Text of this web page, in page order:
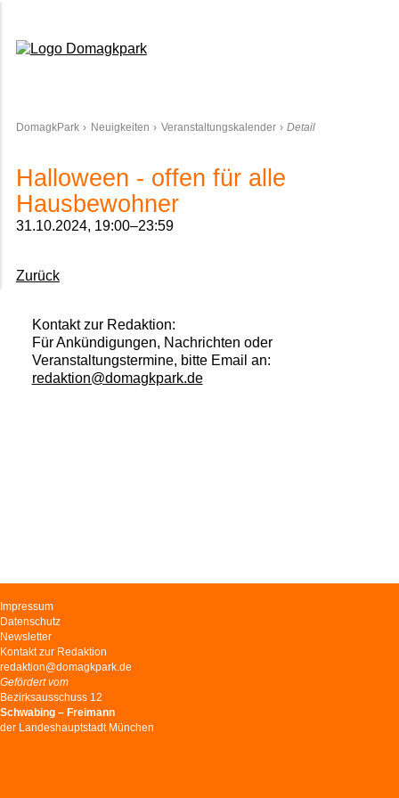
DomagkPark Neuigkeiten Veranstaltungskalender Detail
Halloween - offen für alle
Hausbewohner
31.10.2024, 19:00–23:59
Zurück
Kontakt zur Redaktion:
Für Ankündigungen, Nachrichten oder
Veranstaltungstermine, bitte Email an:
redaktion@domagkpark.de
Navigation
überspringen
Impressum
Datenschutz
Newsletter
Kontakt zur Redaktion
redaktion@domagkpark.de
Gefördert vom
Bezirksausschuss 12
Schwabing – Freimann
der Landeshauptstadt München